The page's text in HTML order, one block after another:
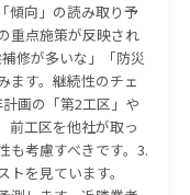
傾向」の読み取り予
重点施策が反映され
修が多いな」「防災
ます。継続性のチェ
画の「第2工区」や
前工区を他社が取っ
も考慮すべきです。3.
を見ています。